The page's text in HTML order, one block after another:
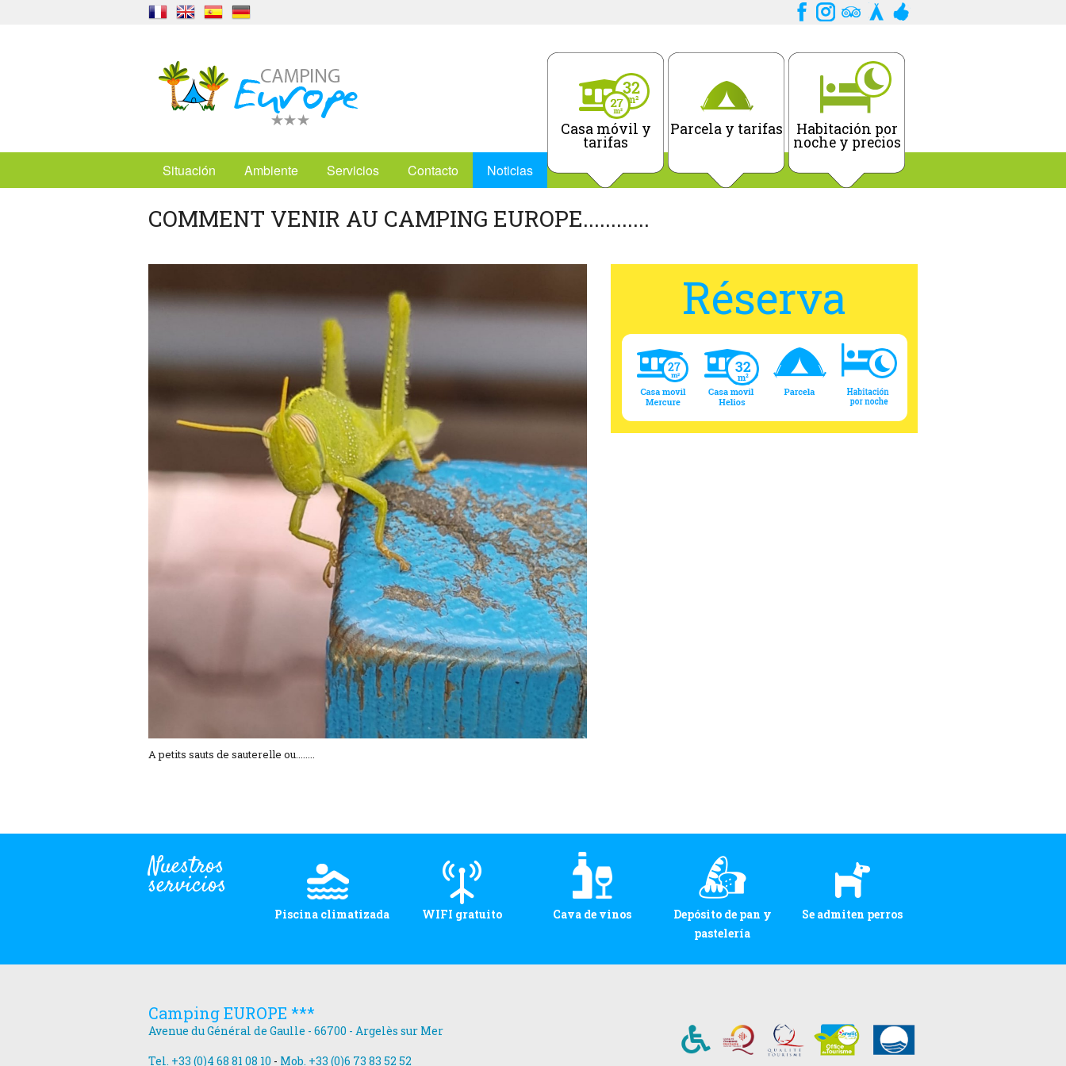
Situación Ambiente Servicios Contacto Noticias
Casa móvil y
tarifas
Parcela y tarifas Habitación por
noche y precios
COMMENT VENIR AU CAMPING EUROPE............
A petits sauts de sauterelle ou........
Réserva
Nuestros
servicios
Piscina climatizada WIFI gratuito Cava de vinos
Depósito de pan y
pastelería
Se admiten perros
Camping EUROPE ***
Avenue du Général de Gaulle - 66700 - Argelès sur Mer
Tel. +33 (0)4 68 81 08 10 - Mob. +33 (0)6 73 83 52 52